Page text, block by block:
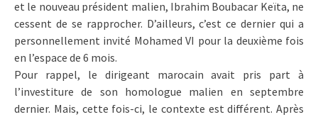
et le nouveau président malien, Ibrahim Boubacar Keïta, ne
cessent de se rapprocher. D’ailleurs, c’est ce dernier qui a
personnellement invité Mohamed VI pour la deuxième fois
en l’espace de 6 mois.
Pour rappel, le dirigeant marocain avait pris part à
l’investiture de son homologue malien en septembre
dernier. Mais, cette fois-ci, le contexte est différent. Après